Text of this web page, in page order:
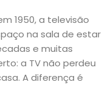
1950, a televisão
na sala de estar
e muitas
a TV não perdeu
A diferença é